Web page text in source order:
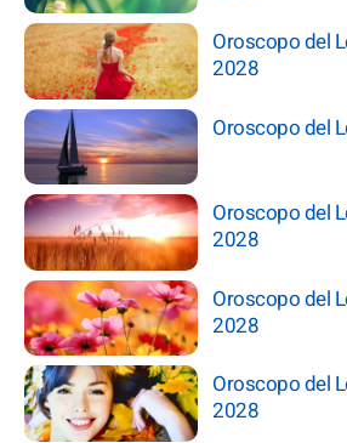
Oroscopo del
2028
Oroscopo del
Oroscopo del
2028
Oroscopo del
2028
Oroscopo del
2028